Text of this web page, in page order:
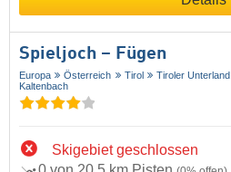
Spieljoch – Fügen
Europa Österreich Tirol Tiroler Unterland
Kaltenbach
Skigebiet geschlossen